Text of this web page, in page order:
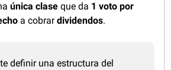
única clase que da 1 voto por
a cobrardividendos.
definir una estructura del